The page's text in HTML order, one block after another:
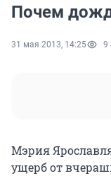
Почем
31 мая 2013, 14:25 9
Мэрия
ущерб от